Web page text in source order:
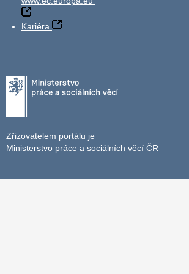
Kariéra
Zřizovatelem portálu je
Ministerstvo práce a sociálních věcí ČR